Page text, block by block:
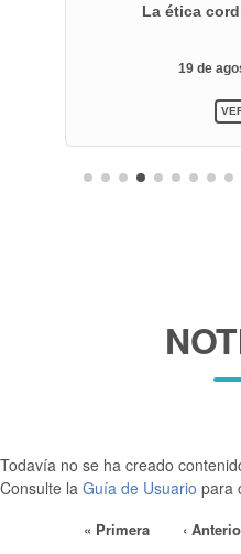
La ética
19 de
Todavía no se ha creado
Consulte la Guía de Usuario para
Primera
« Primera
Página
‹